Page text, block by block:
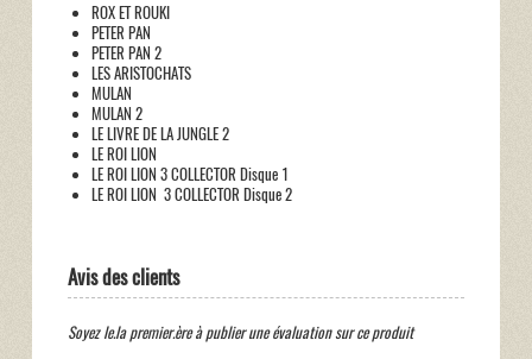
ROX ET ROUKI
PETER PAN
PETER PAN 2
LES ARISTOCHATS
MULAN
MULAN 2
LE LIVRE DE LA JUNGLE 2
LE ROI LION
LE ROI LION 3 COLLECTOR Disque 1
LE ROI LION 3 COLLECTOR Disque 2
Avis des clients
Soyez le.la premier.ère à publier une évaluation sur ce produit